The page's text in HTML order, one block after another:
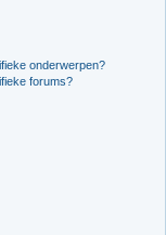
onderwerpen?
forums?